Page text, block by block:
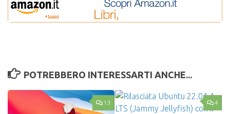
POTREBBERO INTERESSARTI ANCHE...
13 4